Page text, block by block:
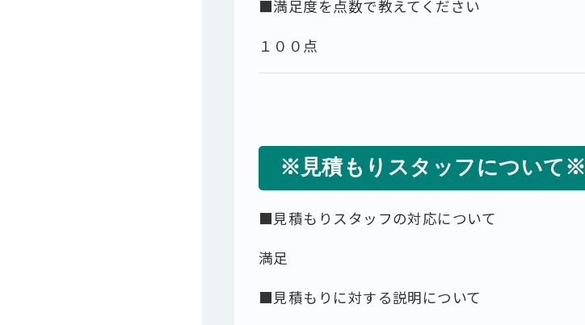
■満足度を点数で教えてください
１００点
※見積もりスタッフについて※
■見積もりスタッフの対応について
満足
■見積もりに対する説明について